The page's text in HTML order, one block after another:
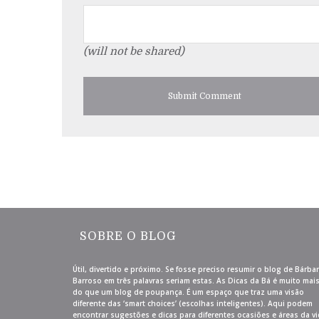
(will not be shared)
SOBRE O BLOG
Útil, divertido e próximo. Se fosse preciso resumir o blog de
Barroso em três palavras seriam estas. As Dicas da Bá é muito mais
do que um blog de poupança. É um espaço que traz uma visão
diferente das ‘smart choices’ (escolhas inteligentes). Aqui podem
encontrar sugestões e dicas para diferentes ocasiões e áreas da